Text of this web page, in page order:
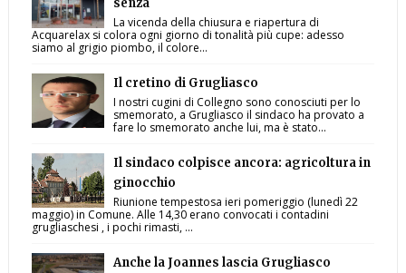
senza
La vicenda della chiusura e riapertura di
Acquarelax si colora ogni giorno di tonalità più cupe: adesso
siamo al grigio piombo, il colore...
Il cretino di Grugliasco
I nostri cugini di Collegno sono conosciuti per lo
smemorato, a Grugliasco il sindaco ha provato a
fare lo smemorato anche lui, ma è stato...
Il sindaco colpisce ancora: agricoltura in
ginocchio
Riunione tempestosa ieri pomeriggio (lunedì 22
maggio) in Comune. Alle 14,30 erano convocati i contadini
grugliaschesi , i pochi rimasti, ...
Anche la Joannes lascia Grugliasco